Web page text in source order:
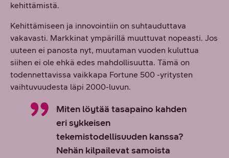
kehittämistä.
Kehittämiseen ja innovointiin on suhtauduttava
vakavasti. Markkinat ympärillä muuttuvat nopeasti. Jos
uuteen ei panosta nyt, muutaman vuoden kuluttua
siihen ei ole ehkä edes mahdollisuutta. Tämä on
todennettavissa vaikkapa Fortune 500 -yritysten
vaihtuvuudesta läpi 2000-luvun.
Miten löytää tasapaino kahden
eri sykkeisen
tekemistodellisuuden kanssa?
Nehän kilpailevat samoista